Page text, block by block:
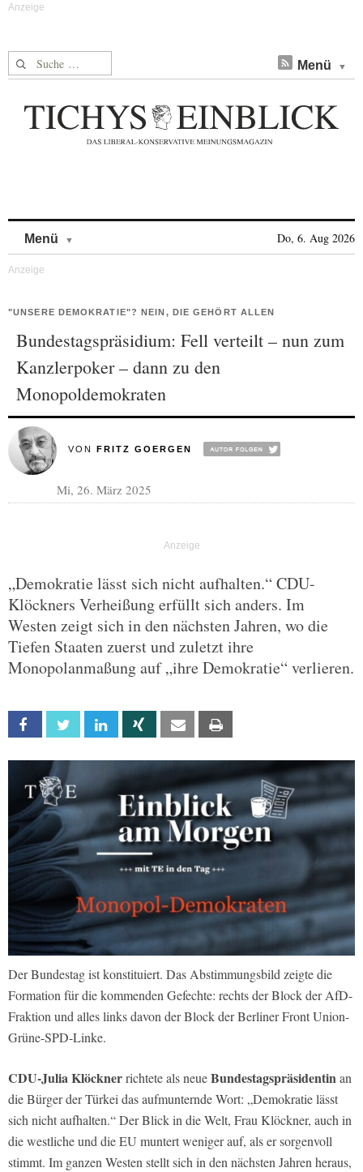
Suche nach: Menü
Menü Do, 6. Aug 2026
"UNSERE DEMOKRATIE"? NEIN, DIE GEHÖRT ALLEN
Bundestagspräsidium: Fell verteilt – nun zum
Kanzlerpoker – dann zu den
Monopoldemokraten
VON FRITZ GOERGEN
Mi, 26. März 2025
„Demokratie lässt sich nicht aufhalten.“ CDU-
Klöckners Verheißung erfüllt sich anders. Im
Westen zeigt sich in den nächsten Jahren, wo die
Tiefen Staaten zuerst und zuletzt ihre
Monopolanmaßung auf „ihre Demokratie“ verlieren.
Facebook Twitter Linkedin Xing Email
Der Bundestag ist konstituiert. Das Abstimmungsbild zeigte die
Formation für die kommenden Gefechte: rechts der Block der AfD-
Fraktion und alles links davon der Block der Berliner Front Union-
Grüne-SPD-Linke.
CDU-Julia Klöcknerrichtete als neueBundestagspräsidentinan
die Bürger der Türkei das aufmunternde Wort: „Demokratie lässt
sich nicht aufhalten.“ Der Blick in die Welt, Frau Klöckner, auch in
die westliche und die EU muntert weniger auf, als er sorgenvoll
stimmt. Im ganzen Westen stellt sich in den nächsten Jahren heraus,